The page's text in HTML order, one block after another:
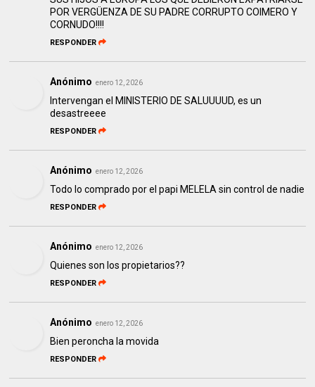
POR VERGÜENZA DE SU PADRE CORRUPTO COIMERO Y
CORNUDO!!!!
RESPONDER
Anónimo enero 12, 2026
Intervengan el MINISTERIO DE SALUUUUD, es un
desastreeee
RESPONDER
Anónimo enero 12, 2026
Todo lo comprado por el papi MELELA sin control de nadie
RESPONDER
Anónimo enero 12, 2026
Quienes son los propietarios??
RESPONDER
Anónimo enero 12, 2026
Bien peroncha la movida
RESPONDER